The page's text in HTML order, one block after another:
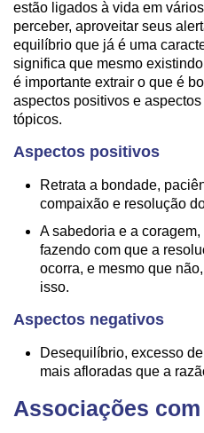
estão ligados à vida em
perceber, aproveitar seus
equilíbrio que já é uma
significa que mesmo
é importante extrair o que é
aspectos positivos e
tópicos.
Aspectos positivos
Retrata a bondade,
compaixão e resolução
A sabedoria e a
fazendo com que a
ocorra, e mesmo que
isso.
Aspectos negativos
Desequilíbrio, excesso
mais afloradas que a
Associações